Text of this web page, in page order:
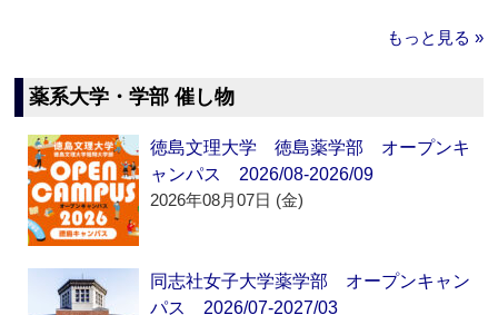
もっと見る »
薬系大学・学部 催し物
徳島文理大学 徳島薬学部 オープンキ
ャンパス 2026/08-2026/09
2026年08月07日 (金)
同志社女子大学薬学部 オープンキャン
パス 2026/07-2027/03